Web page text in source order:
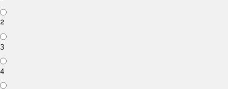
2
3
4